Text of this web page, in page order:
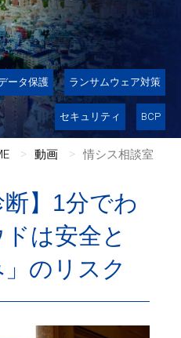
ータ保護 ランサムウェア対策
セキュリティ BCP
動画 情シス相談室
断】1分でわ
は安全と
のリスク